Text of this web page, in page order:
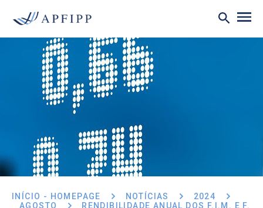
INÍCIO - HOMEPAGE NOTÍCIAS
2024
AGOSTO
RENDIBILIDADE ANUAL DOS F.I.M. E F.